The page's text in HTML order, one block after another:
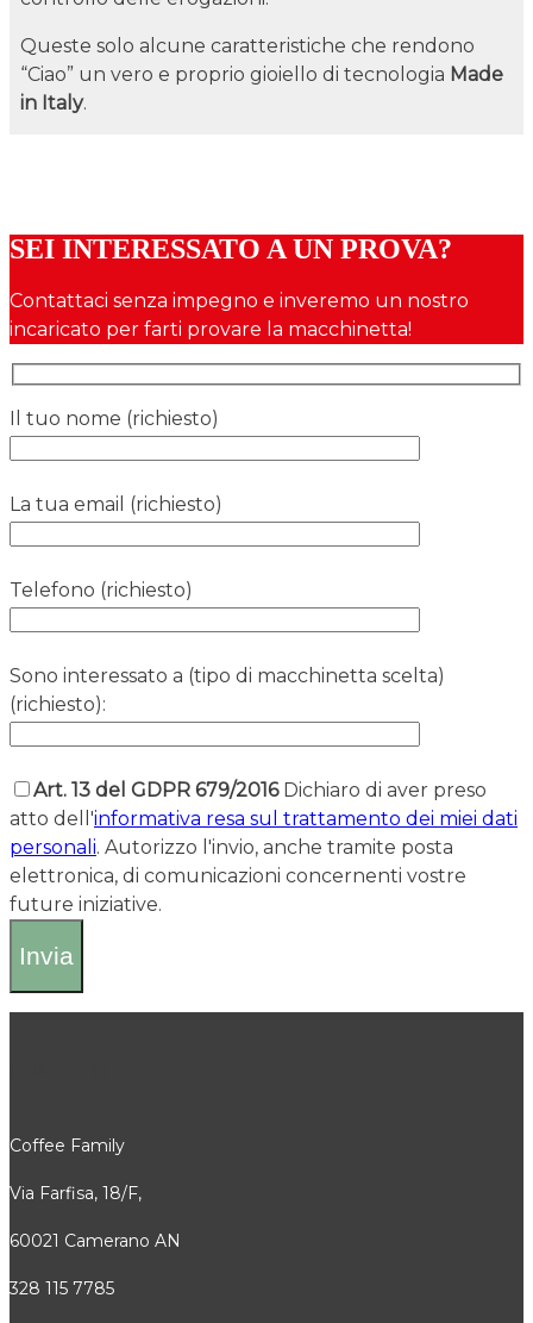
Queste solo alcune caratteristiche che rendono
“Ciao” un vero e proprio gioiello di tecnologia Made
in Italy.
SEI INTERESSATO A UN PROVA?
Contattaci senza impegno e inveremo un nostro
incaricato per farti provare la macchinetta!
Il tuo nome (richiesto)
La tua email (richiesto)
Telefono (richiesto)
Sono interessato a (tipo di macchinetta scelta)
(richiesto):
Art. 13 del GDPR 679/2016 Dichiaro di aver preso
atto dell'informativa resa sul trattamento dei miei dati
personali. Autorizzo l'invio, anche tramite posta
elettronica, di comunicazioni concernenti vostre
future iniziative.
Coffee Family
Via Farfisa, 18/F,
60021 Camerano AN
328 115 7785